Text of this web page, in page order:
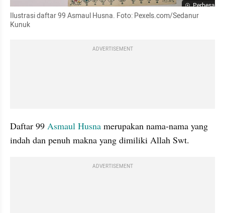
Perbesar
Ilustrasi daftar 99 Asmaul Husna. Foto: Pexels.com/Sedanur
Kunuk
ADVERTISEMENT
Daftar 99 Asmaul Husna merupakan nama-nama yang
indah dan penuh makna yang dimiliki Allah Swt.
ADVERTISEMENT